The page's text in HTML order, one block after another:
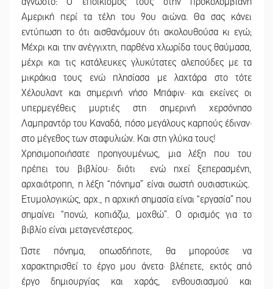
Αμερική περί τα τέλη του 9ου αιώνα. Θα σας κάνει
εντύπωση το ότι αισθανόμουν ότι ακολουθούσα κι εγώ;
Μέχρι και την ανέγγιχτη, παρθένα χλωρίδα τους θαύμασα,
μέχρι και τις κατάλευκες γλυκύτατες αλεπούδες με τα
μικράκια τους ενώ πλησίασα με λαχτάρα στο τότε
Χέλουλαντ και σημερινή νήσο Μπάφιν· και εκείνες οι
υπερμεγέθεις μυρτιές στη σημερινή χερσόνησο
Λαμπραντόρ του Καναδά, πόσο μεγάλους καρπούς έδιναν·
στο μέγεθος των σταφυλιών. Και στη γλύκα τους!
Χρησιμοποιήσατε προηγουμένως, μια λέξη που του
πρέπει του βιβλίου· διότι ενώ ηχεί ξεπερασμένη,
αρχαιότροπη, η λέξη “πόνημα” είναι σωστή ουσιαστικώς.
Ετυμολογικώς, αρχ., η αρχική σημασία είναι “εργασία” που
σημαίνει “πονώ, κοπιάζω, μοχθώ”. Ο ορισμός για το
βιβλίο είναι μεταγενέστερος.
Ώστε πόνημα, οπωσδήποτε, θα μπορούσε να
χαρακτηρισθεί το έργο μου άνετα· βλέπετε, εκτός από
έργο δημιουργίας και χαράς, ενθουσιασμού και